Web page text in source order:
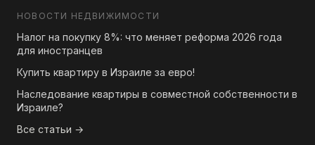
НОВОСТИ НЕДВИЖИМОСТИ
Налог на покупку 8%: что меняет реформа 2026 года
для иностранцев
Купить квартиру в Израиле за евро!
Наследование квартиры в совместной собственности в
Израиле?
Все статьи →